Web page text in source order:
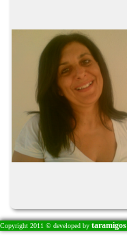
Copyright 2011 © developed by taramigos